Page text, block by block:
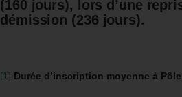
(160 jours), lors d’une
démission (236 jours).
[1] Durée d’inscription moyenne à